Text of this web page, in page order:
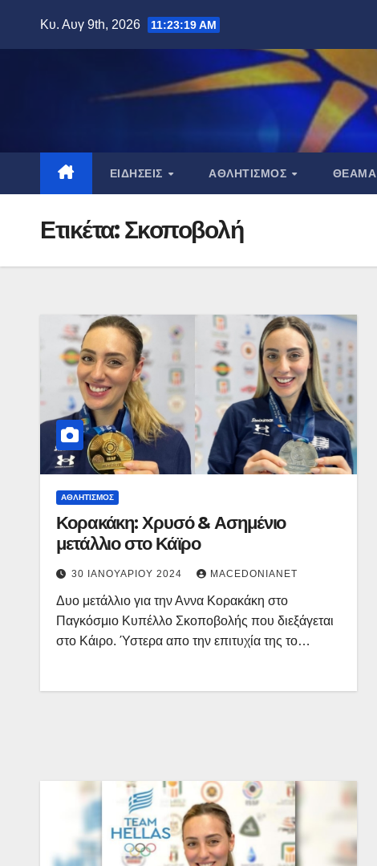
Κυ. Αυγ 9th, 2026 11:23:20 AM
ΕΙΔΉΣΕΙΣ ΑΘΛΗΤΙΣΜΌΣ ΘΈΑΜΑ
Ετικέτα:Σκοποβολή
ΑΘΛΗΤΙΣΜΌΣ
Κορακάκη: Χρυσό & Ασημένιο
μετάλλιο στο Κάϊρο
30 ΙΑΝΟΥΑΡΊΟΥ 2024 MACEDONIANET
Δυο μετάλλιο για την Αννα Κορακάκη στο
Παγκόσμιο Κυπέλλο Σκοποβολής που διεξάγεται
στο Κάιρο. Ύστερα απο την επιτυχία της το…